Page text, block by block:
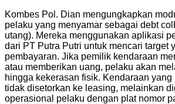
Kombes Pol. Dian mengungkapkan
pelaku yang menyamar sebagai debt
utang). Mereka menggunakan aplikasi
dari PT Putra Putri untuk mencari target
pembayaran. Jika pemilik kendaraan
atau memberikan uang, pelaku akan
hingga kekerasan fisik. Kendaraan
tidak disetorkan ke leasing, melainkan
operasional pelaku dengan plat nomor